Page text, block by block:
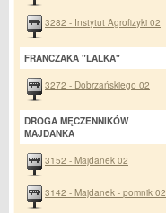
3282 - Instytut Agrofizyki 02
FRANCZAKA "LALKA"
3272 - Dobrzańskiego 02
DROGA MĘCZENNIKÓW
MAJDANKA
3152 - Majdanek 02
3142 - Majdanek - pomnik 02